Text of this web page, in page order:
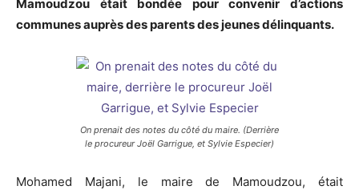
Mamoudzou était bondée pour convenir d’actions
communes auprès des parents des jeunes délinquants.
On prenait des notes du côté du maire. (Derrière
le procureur Joël Garrigue, et Sylvie Especier)
Mohamed Majani, le maire de Mamoudzou, était